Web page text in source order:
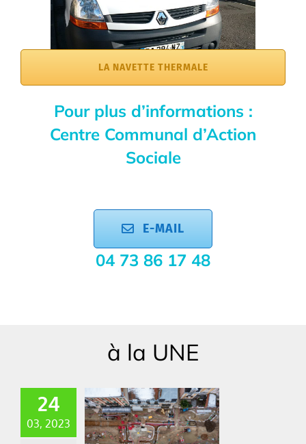
LA NAVETTE THERMALE
Pour plus d’informations :
Centre Communal d’Action
Sociale
E-MAIL
04 73 86 17 48
à la UNE
24
03, 2023